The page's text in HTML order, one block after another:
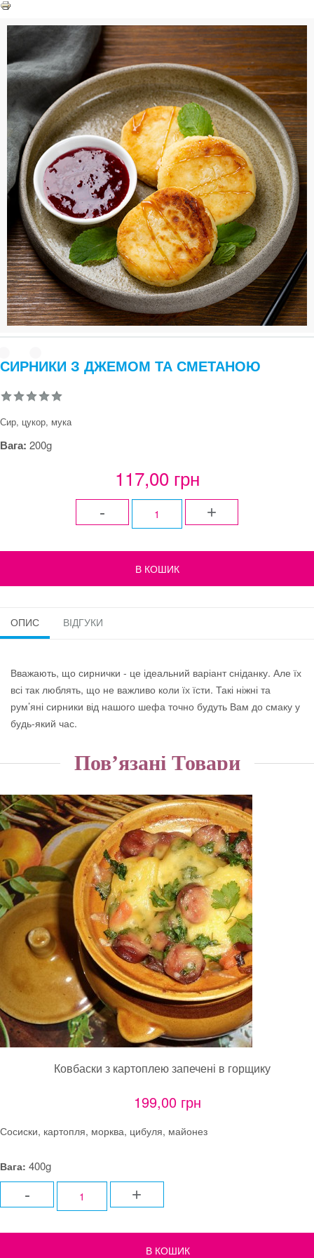
СИРНИКИ З ДЖЕМОМ ТА СМЕТАНОЮ
Сир, цукор, мука
Вага: 200g
117,00 грн
- +
ОПИС ВІДГУКИ
Вважають, що сирнички - це ідеальний варіант сніданку. Але їх
всі так люблять, що не важливо коли їх їсти. Такі ніжні та
рум’яні сирники від нашого шефа точно будуть Вам до смаку у
будь-який час.
Пов’язані Товари
Ковбаски з картоплею запечені в горщику
199,00 грн
Сосиски, картопля, морква, цибуля, майонез
Вага: 400g
- +